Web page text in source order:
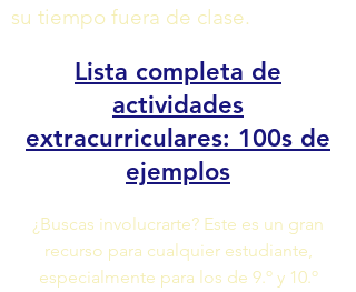
su tiempo fuera de clase.
Lista completa de
actividades
extracurriculares: 100s de
ejemplos
¿Buscas involucrarte? Este es un gran
recurso para cualquier estudiante,
especialmente para los de 9.º y 10.º